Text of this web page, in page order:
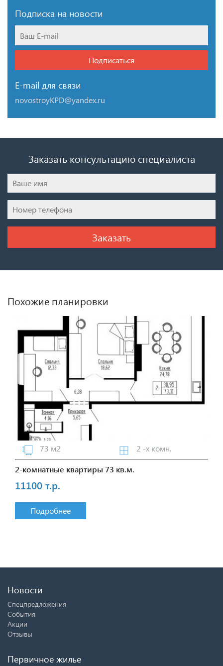
Подписка на новости
Подписаться
E-mail для связи
novostroyKPD@yandex.ru
Заказать консультацию специалиста
Похожие планировки
73 м2
2 -х комн.
2-комнатные квартиры 73 кв.м.
11100 т.р.
Подробнее
Новости
Спецпредложения
События
Акции
Отзывы
Первичное жилье